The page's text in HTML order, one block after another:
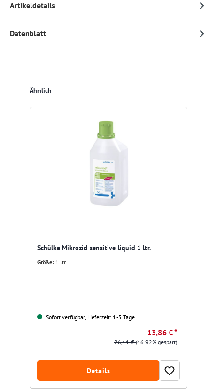
Artikeldetails
Datenblatt
Produktgalerie überspringen
Ähnlich
Schülke Mikrozid sensitive liquid 1 ltr.
Größe: 1 ltr.
Sofort verfügbar, Lieferzeit: 1-5 Tage
13,86 € *
26,11 €(46.92% gespart)
Details